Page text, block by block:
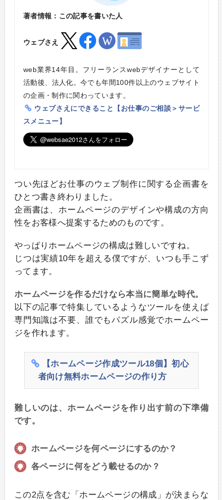
著者情報：この記事を書いた人
ウェブさえ
web業界14年目。フリーランスwebデザイナーとして
活動後、法人化。今でも年間100件以上のウェブサイト
の企画・制作に関わっています。
ウェブさえにできること【お仕事のご相談＞サービ
スメニュー】
つい先ほどお仕事のウェブ制作に関する企画書を
ひとつ書き終わりました。
企画書は、ホームページのデザインや構成の方向
性をお客様へ提案するためのものです。
やっぱりホームページの構成は難しいですね。
じつは実績10年を超える僕ですが、いつも手こず
ってます。
ホームページを作るだけなら本当に簡単な時代。
以下の記事で特集しているようなツールを使えば
専門知識は不要、誰でもパズル感覚でホームペー
ジを作れます。
【ホームページ作成ツール18個】初心
者向け無料ホームページの作り方
難しいのは、ホームページを作り出す前の下準備
です。
ホームページを何ページにするのか？
各ページに何をどう載せるのか？
この2点を含む「ホームページの構成」が決まらな